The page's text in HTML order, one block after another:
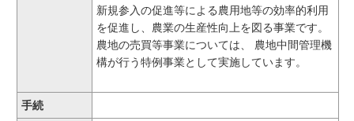
新規参入の促進等による農用地等の効率的利用
を促進し、農業の生産性向上を図る事業です。
農地の売買等事業については、 農地中間管理機
構が行う特例事業として実施しています。
手続